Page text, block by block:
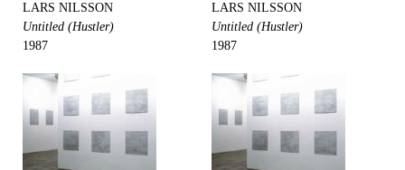
LARS NILSSON
Untitled (Hustler)
1987
LARS NILSSON
Untitled (Hustler)
1987